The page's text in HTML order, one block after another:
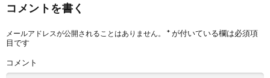
コメントを書く
メールアドレスが公開されることはありません。 *が付いている欄は必須項
目です
コメント